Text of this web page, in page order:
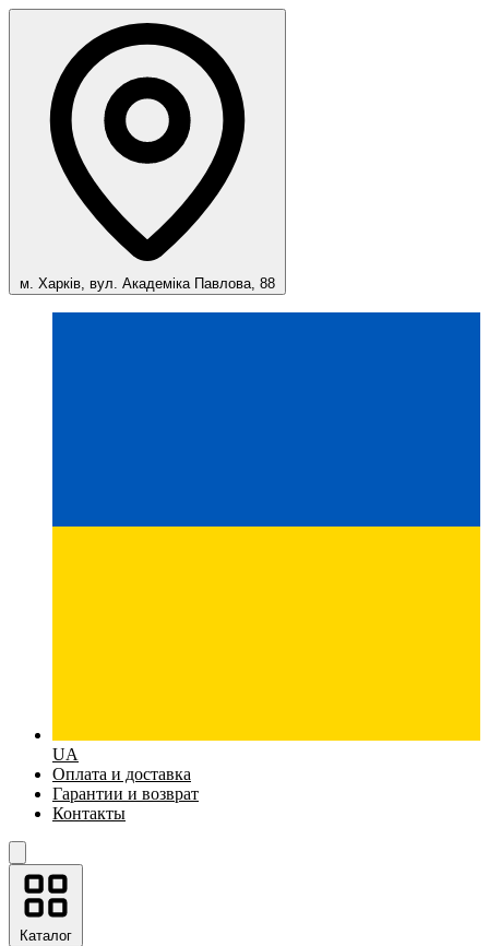
м. Харків, вул. Академіка Павлова, 88
UA
Оплата и доставка
Гарантии и возврат
Контакты
Каталог